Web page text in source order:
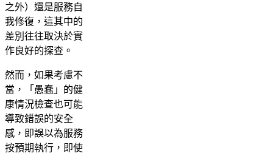
之外）還是服務自
我修復，這其中的
差別往往取決於實
作良好的探查。
然而，如果考慮不
當，「愚蠢」的健
康情況檢查也可能
導致錯誤的安全
感，即誤以為服務
按預期執行，即使